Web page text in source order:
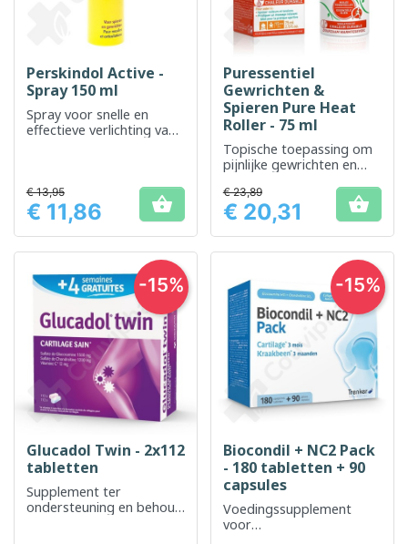
Perskindol Active -
Spray 150 ml
Spray voor snelle en
effectieve verlichting van
Prijs
€ 13,95
€ 11,86 
Puressentiel
Gewrichten &
Spieren Pure Heat
Roller - 75 ml
Topische toepassing om
pijnlijke gewrichten en
Prijs
€ 23,89
€ 20,31 
Glucadol Twin - 2x112
tabletten
Supplement ter
ondersteuning en behoud
-15%
Biocondil + NC2 Pack
- 180 tabletten + 90
capsules
Voedingssupplement
voor
-15%